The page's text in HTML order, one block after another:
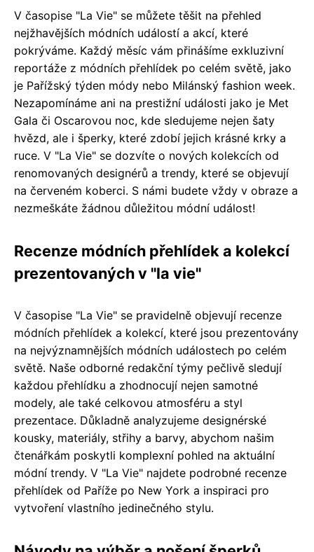
V časopise "La Vie" se můžete těšit na přehled
nejžhavějších módních událostí a akcí, které
pokrýváme. Každý měsíc vám přinášíme exkluzivní
reportáže z módních přehlídek po celém světě, jako
je Pařížský týden módy nebo Milánský fashion week.
Nezapomínáme ani na prestižní události jako je Met
Gala či Oscarovou noc, kde sledujeme nejen šaty
hvězd, ale i šperky, které zdobí jejich krásné krky a
ruce. V "La Vie" se dozvíte o nových kolekcích od
renomovaných designérů a trendy, které se objevují
na červeném koberci. S námi budete vždy v obraze a
nezmeškáte žádnou důležitou módní událost!
Recenze módních přehlídek a kolekcí
prezentovaných v "la vie"
V časopise "La Vie" se pravidelně objevují recenze
módních přehlídek a kolekcí, které jsou prezentovány
na nejvýznamnějších módních událostech po celém
světě. Naše odborné redakční týmy pečlivě sledují
každou přehlídku a zhodnocují nejen samotné
modely, ale také celkovou atmosféru a styl
prezentace. Důkladně analyzujeme designérské
kousky, materiály, střihy a barvy, abychom našim
čtenářkám poskytli komplexní pohled na aktuální
módní trendy. V "La Vie" najdete podrobné recenze
přehlídek od Paříže po New York a inspiraci pro
vytvoření vlastního jedinečného stylu.